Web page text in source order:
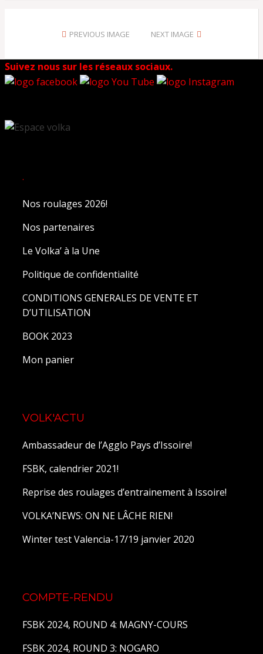
PREVIOUS IMAGE NEXT IMAGE
Suivez nous sur les réseaux sociaux.
.
Nos roulages 2026!
Nos partenaires
Le Volka’ à la Une
Politique de confidentialité
CONDITIONS GENERALES DE VENTE ET
D’UTILISATION
BOOK 2023
Mon panier
VOLK'ACTU
Ambassadeur de l’Agglo Pays d’Issoire!
FSBK, calendrier 2021!
Reprise des roulages d’entrainement à Issoire!
VOLKA’NEWS: ON NE LÂCHE RIEN!
Winter test Valencia-17/19 janvier 2020
COMPTE-RENDU
FSBK 2024, ROUND 4: MAGNY-COURS
FSBK 2024, ROUND 3: NOGARO